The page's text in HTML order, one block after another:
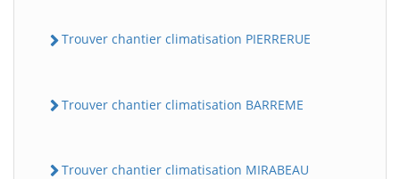
Trouver chantier climatisation PIERRERUE
Trouver chantier climatisation BARREME
Trouver chantier climatisation MIRABEAU